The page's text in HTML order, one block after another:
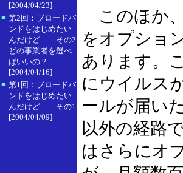
[2004/04/23]
■ 第2回：ブロードバ
ンドをはじめたい
んだけど……その2
どの事業者を選べ
ばいいの？
[2004/04/16]
■ 第1回：ブロードバ
ンドをはじめたい
んだけど……その1
[2004/04/09]
このほか
をオプショ
あります。
にウイルス
ールが届い
以外の経路
はさらにオ